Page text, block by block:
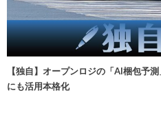
【独自】オープンロジの「AI梱包予
にも活用本格化